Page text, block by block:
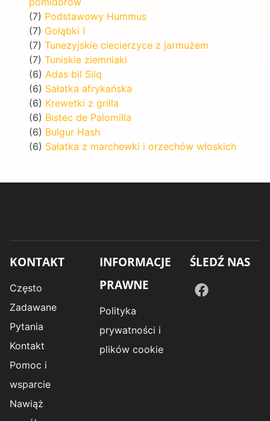
(7) Podstawowy Hummus
(7) Gołąbki I
(7) Tunezyjskie ciecierzyce z jarmużem
(7) Tuniskie ziemniaki
(6) Adas bil Silq
(6) Sałatka afrykańska
(6) Krewetki z grilla
(6) Bistec de Palomilla
(6) Bulgur Hash
(6) Sałatka z marchewki i orzechów włoskich
KONTAKT
Często
Zadawane
Pytania
Kontakt
Pomoc i
wsparcie
Nawiąż
INFORMACJE
PRAWNE
Polityka
prywatności i
plików cookie
ŚLEDŹ NAS